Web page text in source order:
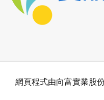
網頁程式由向富實業股